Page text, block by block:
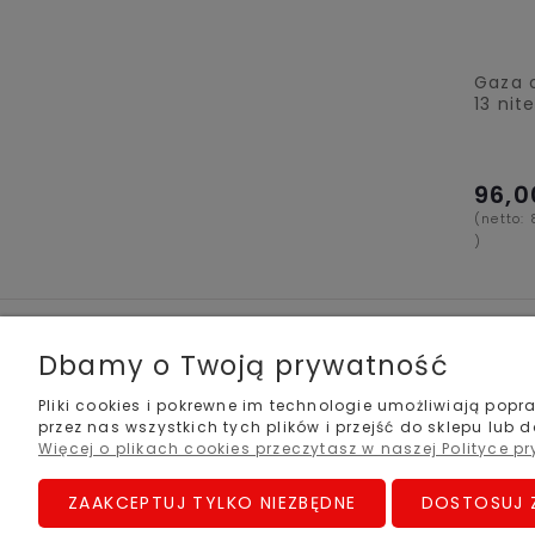
Gaza
13
(netto:
)
Czas realizacji zamówienia
Formy płatności
Koszt dostawy
Reklamacje i zwroty
Hurt LAKMA
Hurt MaiMed
HURT RĘKAWIC
Dbamy o Twoją prywatność
Pliki cookies i pokrewne im technologie umożliwiają
przez nas wszystkich tych plików i przejść do sklepu lub
Więcej o plikach cookies przeczytasz w naszej Polityce
ZAAKCEPTUJ TYLKO NIEZBĘDNE DOSTOSUJ